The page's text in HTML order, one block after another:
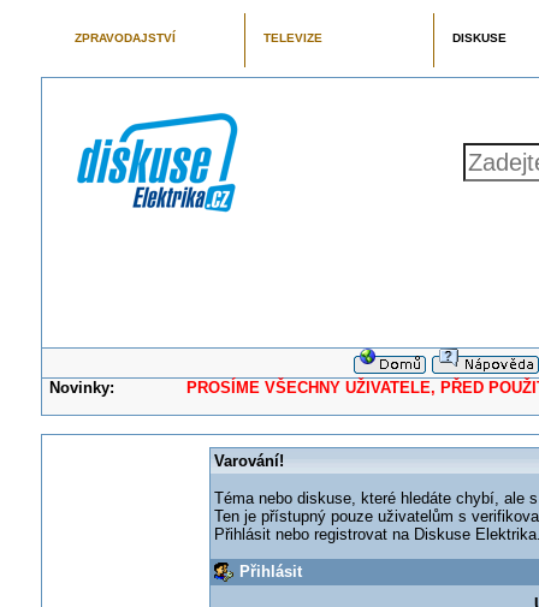
ZPRAVODAJSTVÍ TELEVIZE DISKUSE
Novinky: PROSÍME VŠECHNY UŽIVATELE, PŘED
Varování!
Téma nebo diskuse, které hledáte chybí, ale
Ten je přístupný pouze uživatelům s
Přihlásit nebo registrovat na Diskuse
Přihlásit